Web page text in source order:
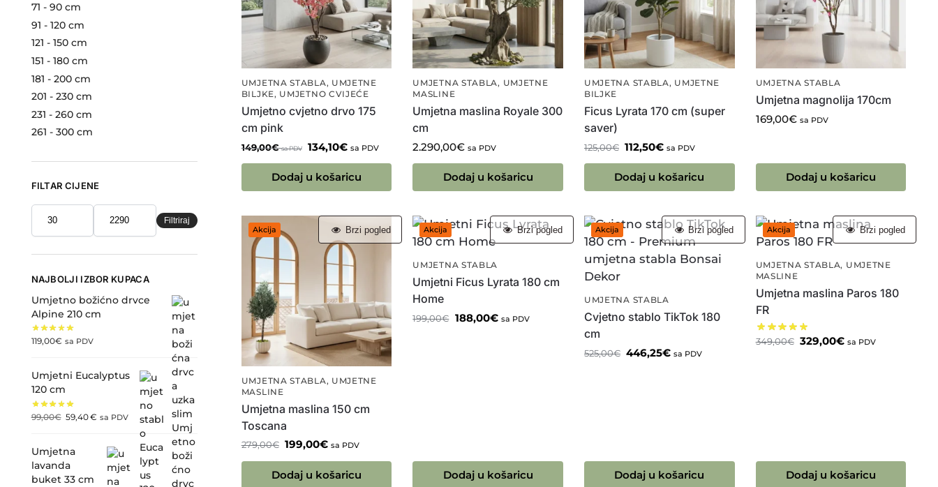
UMJETNA STABLA, UMJETNE
BILJKE, UMJETNO CVIJEĆE
Umjetno cvjetno drvo 175
cm pink
149,00€ sa PDV 134,10€ sa PDV
Dodaj u košaricu
UMJETNA STABLA, UMJETNE
MASLINE
Umjetna maslina Royale 300
cm
2.290,00€ sa PDV
Dodaj u košaricu
UMJETNA STABLA, UMJETNE
BILJKE
Ficus Lyrata 170 cm (super
saver)
125,00€ 112,50€ sa PDV
Dodaj u košaricu
UMJETNA STABLA
Umjetna magnolija 170cm
169,00€ sa PDV
Dodaj u košaricu
Akcija
UMJETNA STABLA, UMJETNE
MASLINE
Umjetna maslina 150 cm
Toscana
279,00€ 199,00€ sa PDV
Dodaj u košaricu
Brzi pogled Akcija
UMJETNA STABLA
Umjetni Ficus Lyrata 180 cm
Home
199,00€ 188,00€ sa PDV
Dodaj u košaricu
Brzi pogled Akcija
UMJETNA STABLA
Cvjetno stablo TikTok 180
cm
525,00€ 446,25€ sa PDV
Dodaj u košaricu
Brzi pogled Akcija
UMJETNA STABLA, UMJETNE
MASLINE
Umjetna maslina Paros 180
FR
349,00€ 329,00€ sa PDV
Dodaj u košaricu
Brzi pogled
71 - 90 cm
91 - 120 cm
121 - 150 cm
151 - 180 cm
181 - 200 cm
201 - 230 cm
231 - 260 cm
261 - 300 cm
FILTAR CIJENE
Filtriraj
NAJBOLJI IZBOR KUPACA
Umjetno božićno drvce
Alpine 210 cm
119,00€ sa PDV
Umjetni Eucalyptus
120 cm
99,00€ 59,40€ sa PDV
Umjetna
lavanda
buket 33 cm